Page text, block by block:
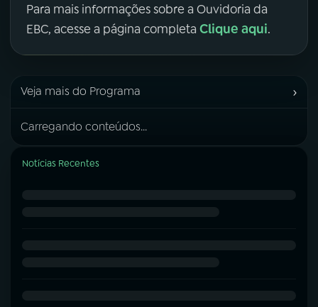
Para mais informações sobre a Ouvidoria da
EBC, acesse a página completa Clique aqui.
Veja mais do Programa ›
Carregando conteúdos...
Notícias Recentes